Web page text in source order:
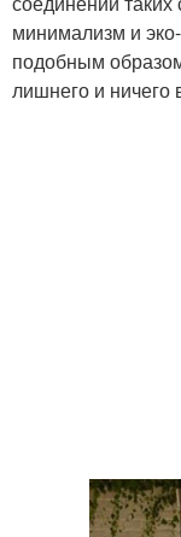
минимализм и
подобным
лишнего и ничего